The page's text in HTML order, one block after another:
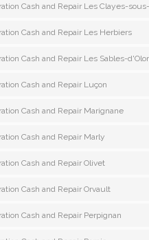
Cash and Repair Les Clayes-
Cash and Repair Les Herbiers
Cash and Repair Les Sables-
Cash and Repair Luçon
Cash and Repair Marignane
Cash and Repair Marly
Cash and Repair Olivet
Cash and Repair Orvault
Cash and Repair Perpignan